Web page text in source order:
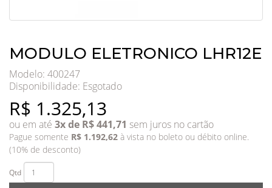
MODULO ELETRONICO LHR12E
Modelo: 400247
Disponibilidade: Esgotado
R$ 1.325,13
ou em até 3x de R$ 441,71 sem juros no cartão
Pague somente R$ 1.192,62 à vista no boleto ou débito online.
(10% de desconto)
Qtd